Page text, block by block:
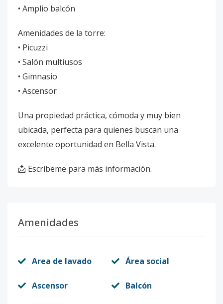
• Amplio balcón
Amenidades de la torre:
• Picuzzi
• Salón multiusos
• Gimnasio
• Ascensor
Una propiedad práctica, cómoda y muy bien
ubicada, perfecta para quienes buscan una
excelente oportunidad en Bella Vista.
📩 Escríbeme para más información.
Amenidades
Area de lavado Área social
Ascensor Balcón